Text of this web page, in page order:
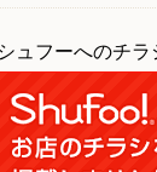
シュフーへのチ